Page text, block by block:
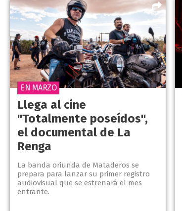
Llega al cine
"Totalmente poseídos",
el documental de La
Renga
La banda oriunda de Mataderos se
prepara para lanzar su primer registro
audiovisual que se estrenará el mes
entrante.
EN MARZO